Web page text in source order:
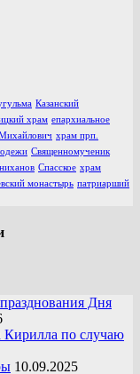
Казанский
храм епархиальное
храм прп.
Священномученик
Спасское храм
монастырь патриарший
Дня
по случаю
10.09.2025